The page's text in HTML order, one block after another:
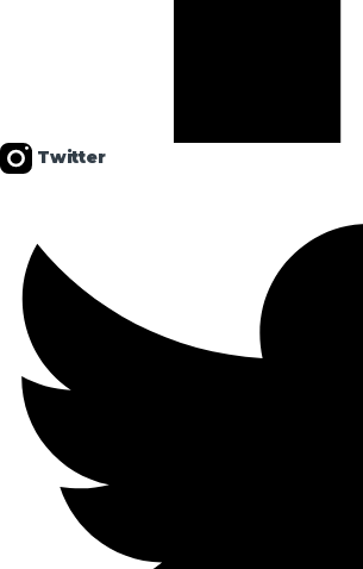
Twitter